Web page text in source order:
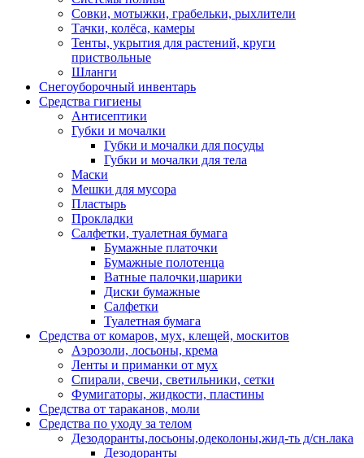
Совки, мотыжки, грабельки, рыхлители
Тачки, колёса, камеры
Тенты, укрытия для растений, круги
приствольные
Шланги
Снегоуборочный инвентарь
Средства гигиены
Антисептики
Губки и мочалки
Губки и мочалки для посуды
Губки и мочалки для тела
Маски
Мешки для мусора
Пластырь
Прокладки
Салфетки, туалетная бумага
Бумажные платочки
Бумажные полотенца
Ватные палочки,шарики
Диски бумажные
Салфетки
Туалетная бумага
Средства от комаров, мух, клещей, москитов
Аэрозоли, лосьоны, крема
Ленты и приманки от мух
Спирали, свечи, светильники, сетки
Фумигаторы, жидкости, пластины
Средства от тараканов, моли
Средства по уходу за телом
Дезодоранты,лосьоны,одеколоны,жид-ть д/сн.лака
Дезодоранты